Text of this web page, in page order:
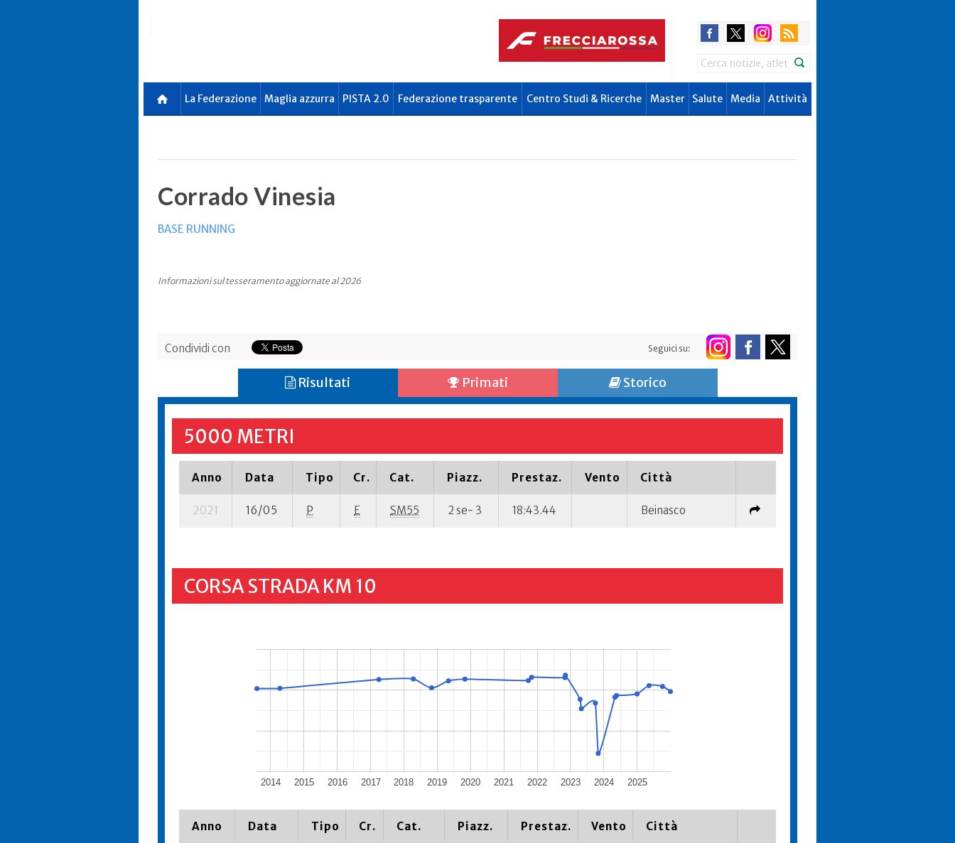
Search
La Federazione Maglia azzurra PISTA 2.0 Federazione trasparente Centro Studi & Ricerche Master Salute Media Attività
Corrado Vinesia
BASE RUNNING
Informazioni sul tesseramento aggiornate al 2026
Condividi con Seguici su:
Risultati Primati Storico
5000 METRI
Anno Data Tipo Cr. Cat. Piazz. Prestaz. Vento Città
2021 16/05 P E SM55 2 se- 3 18:43.44 Beinasco
CORSA STRADA KM 10
2014 2015 2016 2017 2018 2019 2020 2021 2022 2023 2024 2025
Anno Data Tipo Cr. Cat. Piazz. Prestaz. Vento Città